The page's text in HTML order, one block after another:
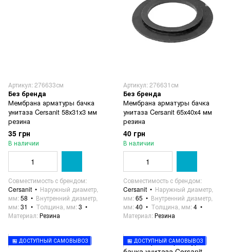
Артикул: 276633см
Без бренда
Мембрана арматуры бачка
унитаза Cersanit 58х31х3 мм
резина
35 грн
В наличии
Совместимость с брендом
Cersanit
Наружный диаметр,
мм 58
Внутренний диаметр,
мм 31 Толщина, мм 3
Материал Резина
Артикул: 276631см
Без бренда
Мембрана арматуры бачка
унитаза Cersanit 65х40х4 мм
резина
40 грн
В наличии
Совместимость с брендом
Cersanit
Наружный диаметр,
мм 65
Внутренний диаметр,
мм 40 Толщина, мм 4
Материал Резина
🏪 ДОСТУПНЫЙ САМОВЫВОЗ 🏪 ДОСТУПНЫЙ САМОВЫВОЗ